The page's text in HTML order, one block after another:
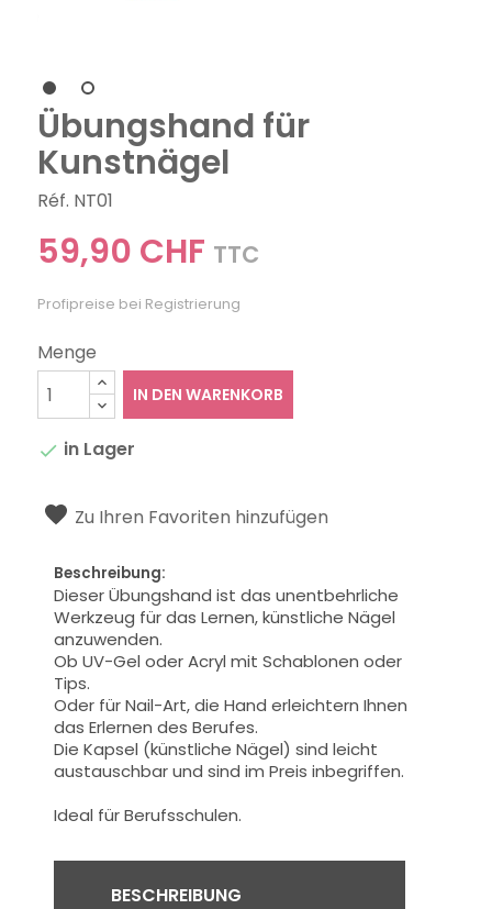
Übungshand für
Kunstnägel
Réf. NT01
59,90 CHF TTC
Profipreise bei Registrierung
Menge
IN DEN WARENKORB
 in Lager
Zu Ihren Favoriten hinzufügen
Beschreibung:
Dieser Übungshand ist das unentbehrliche
Werkzeug für das Lernen, künstliche Nägel
anzuwenden.
Ob UV-Gel oder Acrylmit Schablonen oder
Tips.
Oder fürNail-Art,dieHand erleichtern Ihnen
das Erlernen des Berufes.
Die Kapsel (künstliche Nägel)sind leicht
austauschbar und sind im Preis inbegriffen.
Ideal für Berufsschulen.
BESCHREIBUNG